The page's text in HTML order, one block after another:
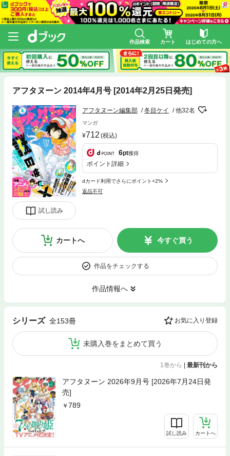
作品検索 カート はじめての方へ
アフタヌーン 2014年4月号 [2014年2月25日発売]
試し読み
アフタヌーン編集部 冬目ケイ 他32名
マンガ
712 (税込)
6pt獲得
ポイント詳細
dカード利用でさらにポイント+2%
返品不可
カートへ 今すぐ買う
作品をチェックする
作品情報へ
シリーズ 全153冊 お気に入り登録
未購入巻をまとめて買う
1巻から | 最新刊から
アフタヌーン 2026年9月号 [2026年7月24日発
売]
789
試し読み カートへ